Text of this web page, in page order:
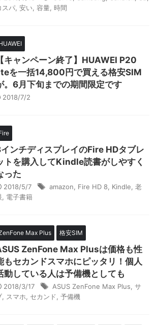
スパ 安い 容量 時間
【キャンペーン終了】HUAWEI P20
を一括14,800円で買える格安SIM
。6月下旬までの期間限定です
2018/7/2
ンチディスプレイのFire HDタブレ
トを購入してKindle読書がしやすく
った
2018/5/7 amazon Fire HD 8 Kindle 老
電子書籍
Max Plus 格安SIM
ZenFone Max Plusは価格も性
もセカンドスマホにピッタリ！個人
動している人は予備機としても
2018/3/17 ASUS ZenFone Max Plus サ
スマホ セカンド 予備機